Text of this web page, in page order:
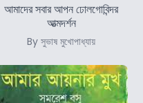
আমাদের সবার আপন ঢোলগোবিন্দর
আত্মদর্শন
By সুভাষ মুখোপাধ্যায়